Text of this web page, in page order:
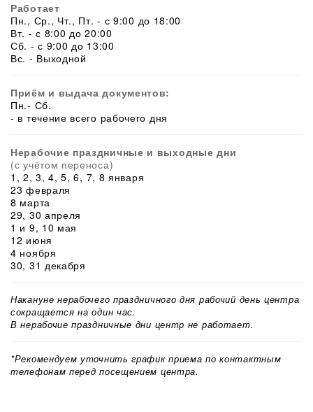
Работает
Пн., Ср., Чт., Пт. - с 9:00 до 18:00
Вт. - с 8:00 до 20:00
Сб. - с 9:00 до 13:00
Вс. - Выходной
Приём и выдача документов:
Пн.- Сб.
- в течение всего рабочего дня
Нерабочие праздничные и выходные дни
(с учётом переноса)
1, 2, 3, 4, 5, 6, 7, 8 января
23 февраля
8 марта
29, 30 апреля
1 и 9, 10 мая
12 июня
4 ноября
30, 31 декабря
Накануне нерабочего праздничного дня рабочий день центра
сокращается на один час.
В нерабочие праздничные дни центр не работает.
*Рекомендуем уточнить график приема по контактным
телефонам перед посещением центра.